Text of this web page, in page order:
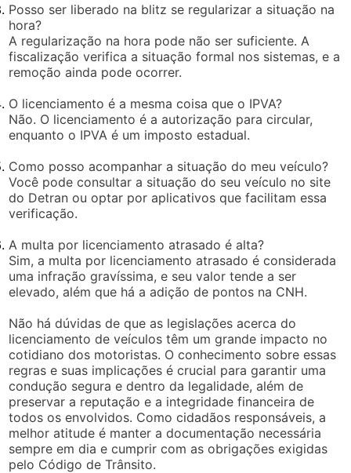
Posso ser liberado na blitz se regularizar a situação na
hora?
A regularização na hora pode não ser suficiente. A
fiscalização verifica a situação formal nos sistemas, e a
remoção ainda pode ocorrer.
O licenciamento é a mesma coisa que o IPVA?
Não. O licenciamento é a autorização para circular,
enquanto o IPVA é um imposto estadual.
Como posso acompanhar a situação do meu veículo?
Você pode consultar a situação do seu veículo no site
do Detran ou optar por aplicativos que facilitam essa
verificação.
A multa por licenciamento atrasado é alta?
Sim, a multa por licenciamento atrasado é considerada
uma infração gravíssima, e seu valor tende a ser
elevado, além que há a adição de pontos na CNH.
Não há dúvidas de que as legislações acerca do
licenciamento de veículos têm um grande impacto no
cotidiano dos motoristas. O conhecimento sobre essas
regras e suas implicações é crucial para garantir uma
condução segura e dentro da legalidade, além de
preservar a reputação e a integridade financeira de
todos os envolvidos. Como cidadãos responsáveis, a
melhor atitude é manter a documentação necessária
sempre em dia e cumprir com as obrigações exigidas
pelo Código de Trânsito.